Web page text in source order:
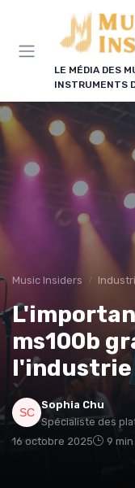
LE MÉDIA DES
INSTRUMENTS
Music Insiders
ms100b
l'industrie
Sophia Chu
Spécialiste des
16 octobre 2025
9
Panneau de gestion